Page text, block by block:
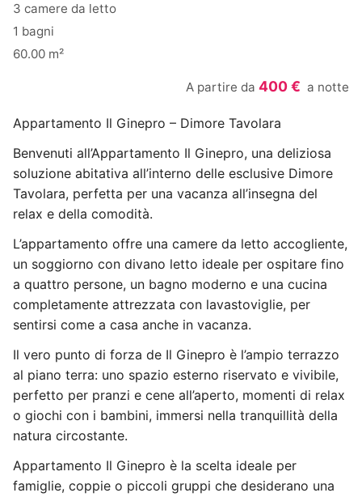
3 camere da letto
1 bagni
60.00 m²
A partire da 400 € a notte
Appartamento Il Ginepro – Dimore Tavolara
Benvenuti all’Appartamento Il Ginepro, una deliziosa
soluzione abitativa all’interno delle esclusive Dimore
Tavolara, perfetta per una vacanza all’insegna del
relax e della comodità.
L’appartamento offre una camere da letto accogliente,
un soggiorno con divano letto ideale per ospitare fino
a quattro persone, un bagno moderno e una cucina
completamente attrezzata con lavastoviglie, per
sentirsi come a casa anche in vacanza.
Il vero punto di forza de Il Ginepro è l’ampio terrazzo
al piano terra: uno spazio esterno riservato e vivibile,
perfetto per pranzi e cene all’aperto, momenti di relax
o giochi con i bambini, immersi nella tranquillità della
natura circostante.
Appartamento Il Ginepro è la scelta ideale per
famiglie, coppie o piccoli gruppi che desiderano una